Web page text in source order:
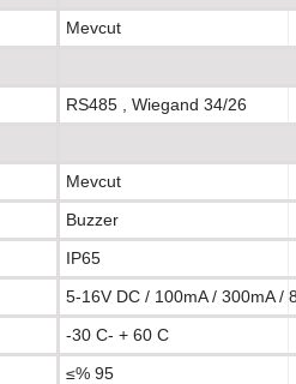
Mevcut
RS485 , Wiegand 34/26
Mevcut
Buzzer
IP65
5-16V DC / 100mA / 300mA /
-30 C- + 60 C
≤% 95